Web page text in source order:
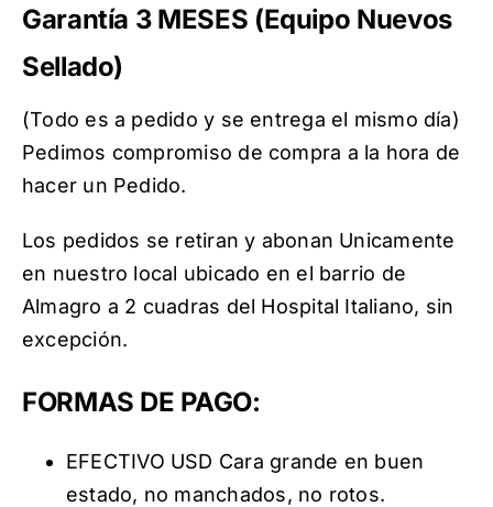
Garantía 3 MESES (Equipo Nuevos
Sellado)
(Todo es a pedido y se entrega el mismo día)
Pedimos compromiso de compra a la hora de
hacer un Pedido.
Los pedidos se retiran y abonan Unicamente
en nuestro local ubicado en el barrio de
Almagro a 2 cuadras del Hospital Italiano, sin
excepción.
FORMAS DE PAGO:
EFECTIVO USD Cara grande en buen
estado, no manchados, no rotos.